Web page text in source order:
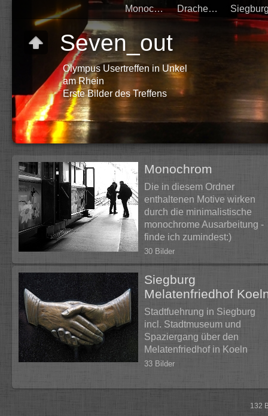
Monochrom Drachenfels
Seven_out
Olympus Usertreffen in Unkel
am Rhein
Erste Bilder des Treffens
Monochrom
Die in diesem Ordner
enthaltenen Motive wirken
durch die minimalistische
monochrome Ausarbeitung -
finde ich zumindest:)
30 Bilder
Siegburg
Melatenfriedhof
Stadtfuehrung in Siegburg
incl. Stadtmuseum und
Spaziergang über den
Melatenfriedhof in Koeln
33 Bilder
132